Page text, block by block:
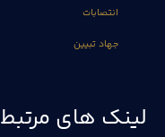
انتصابات
جهاد تبیین
لینک های مرتبط